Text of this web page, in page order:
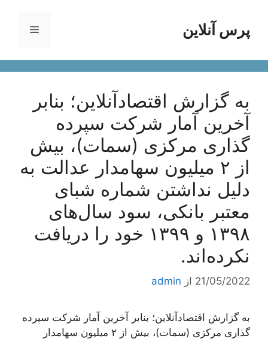
محتواپرس آنلاین فهرست
به گزارش اقتصادآنلاین؛ بنابر
آخرین آمار شرکت سپرده
گذاری مرکزی (سمات)، بیش
از ۲ میلیون سهامدار عدالت به
دلیل نداشتن شماره شبای
معتبر بانکی، سود سال‌های
۱۳۹۸ و ۱۳۹۹ خود را دریافت
نکرده‌اند.
21/05/2022 از admin
به گزارش اقتصادآنلاین؛ بنابر آخرین آمار شرکت سپرده
گذاری مرکزی (سمات)، بیش از ۲ میلیون سهامدار